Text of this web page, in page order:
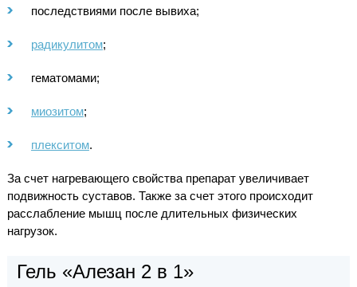
последствиями после вывиха;
радикулитом;
гематомами;
миозитом;
плекситом.
За счет нагревающего свойства препарат увеличивает
подвижность суставов. Также за счет этого происходит
расслабление мышц после длительных физических
нагрузок.
Гель «Алезан 2 в 1»